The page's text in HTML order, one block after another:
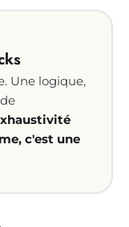
Une logique,
c'est une